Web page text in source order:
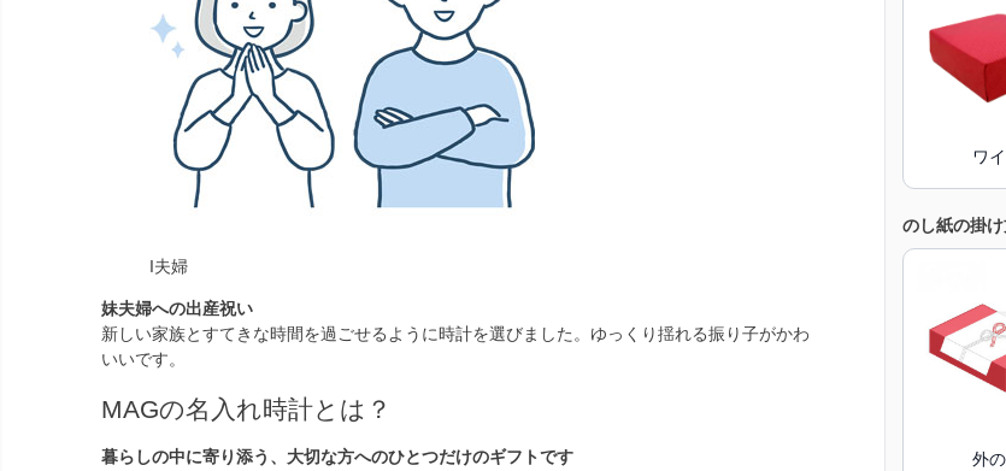
I夫婦
妹夫婦への出産祝い
新しい家族とすてきな時間を過ごせるように時計を選びました。ゆっくり揺れる振り子がかわ
いいです。
MAGの名入れ時計とは？
暮らしの中に寄り添う、大切な方へのひとつだけのギフトです
ワ
のし紙の掛
外